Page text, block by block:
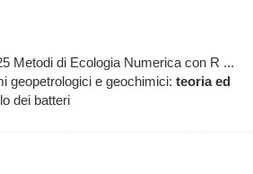
Metodi di Ecologia Numerica con R ...
geopetrologici e geochimici: teoria ed
dei batteri